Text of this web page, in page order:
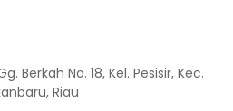
Berkah No. 18, Kel. Pesisir, Kec.
Riau